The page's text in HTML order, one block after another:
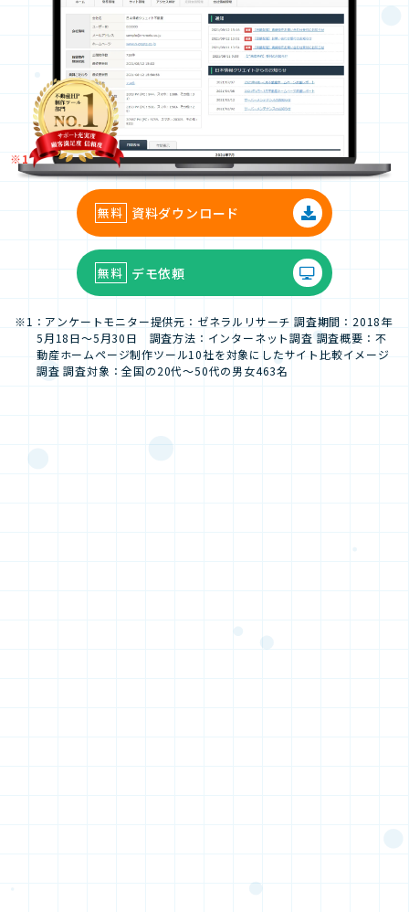
※1
資料ダウンロード
デモ依頼
※1：アンケートモニター提供元：ゼネラルリサーチ 調査期間：2018年
5月18日～5月30日 調査方法：インターネット調査 調査概要：不
動産ホームページ制作ツール10社を対象にしたサイト比較イメージ
調査 調査対象：全国の20代～50代の男女463名